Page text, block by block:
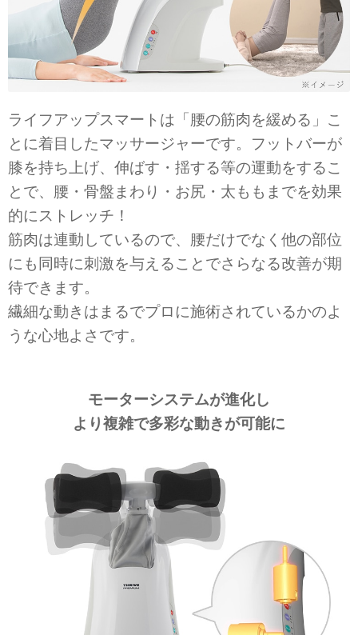
ライフアップスマートは「腰の筋肉を緩める」こ
とに着目したマッサージャーです。フットバーが
膝を持ち上げ、伸ばす・揺する等の運動をするこ
とで、腰・骨盤まわり・お尻・太ももまでを効果
的にストレッチ！
筋肉は連動しているので、腰だけでなく他の部位
にも同時に刺激を与えることでさらなる改善が期
待できます。
繊細な動きはまるでプロに施術されているかのよ
うな心地よさです。
モーターシステムが進化し
より複雑で多彩な動きが可能に